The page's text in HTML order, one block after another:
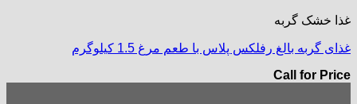
غذا خشک گربه
غذای گربه بالغ رفلکس پلاس با طعم مرغ 1.5 کیلوگرم
Call for Price